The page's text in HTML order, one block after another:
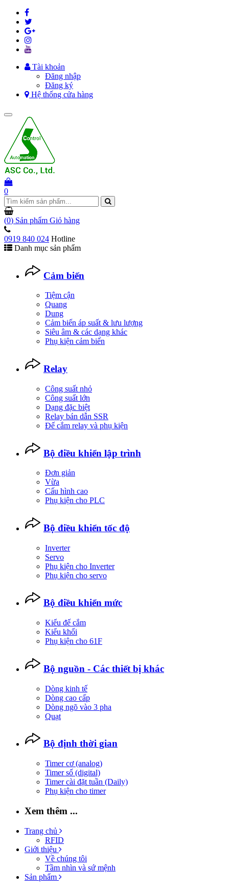
Tài khoản
Đăng nhập
Đăng ký
Hệ thống cửa hàng
Toggle
navigation
0
(0) Sản phẩm Giỏ hàng
0919 840 024 Hotline
Danh mục sản phẩm
Cảm biến
Tiệm cận
Quang
Dung
Cảm biến áp suất & lưu lượng
Siêu âm & các dạng khác
Phụ kiện cảm biến
Relay
Công suất nhỏ
Công suất lớn
Dạng đặc biệt
Relay bán dẫn SSR
Đế cắm relay và phụ kiện
Bộ điều khiển lập trình
Đơn giản
Vừa
Cấu hình cao
Phụ kiện cho PLC
Bộ điều khiển tốc độ
Inverter
Servo
Phụ kiện cho Inverter
Phụ kiện cho servo
Bộ điều khiển mức
Kiểu đế cắm
Kiểu khối
Phụ kiện cho 61F
Bộ nguồn - Các thiết bị khác
Dòng kinh tế
Dòng cao cấp
Dòng ngõ vào 3 pha
Quạt
Bộ định thời gian
Timer cơ (analog)
Timer số (digital)
Timer cài đặt tuần (Daily)
Phụ kiện cho timer
Xem thêm ...
Trang chủ
RFID
Giới thiệu
Về chúng tôi
Tầm nhìn và sứ mệnh
Sản phẩm